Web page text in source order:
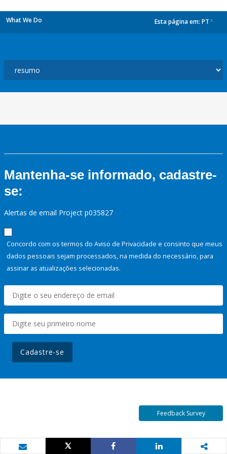
What We Do Esta página em: PT
Mantenha-se informado, cadastre-
se:
Alertas de email Project p035827
Concordo com os termos do Aviso de Privacidade e consinto que meus
dados pessoais sejam processados, na medida do necessário, para
assinar as atualizações selecionadas.
Cadastre-se
Feedback Survey